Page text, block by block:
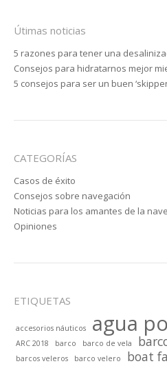
Útimas noticias
5 razones para tener una
Consejos para hidratarnos mejor
5 consejos para ser un buen
CATEGORÍAS
Casos de éxito
Consejos sobre navegación
Noticias para los amantes de la
Opiniones
ETIQUETAS
accesorios náuticos agua
ARC 2018
barco barco de vela
barcos veleros barco velero boat